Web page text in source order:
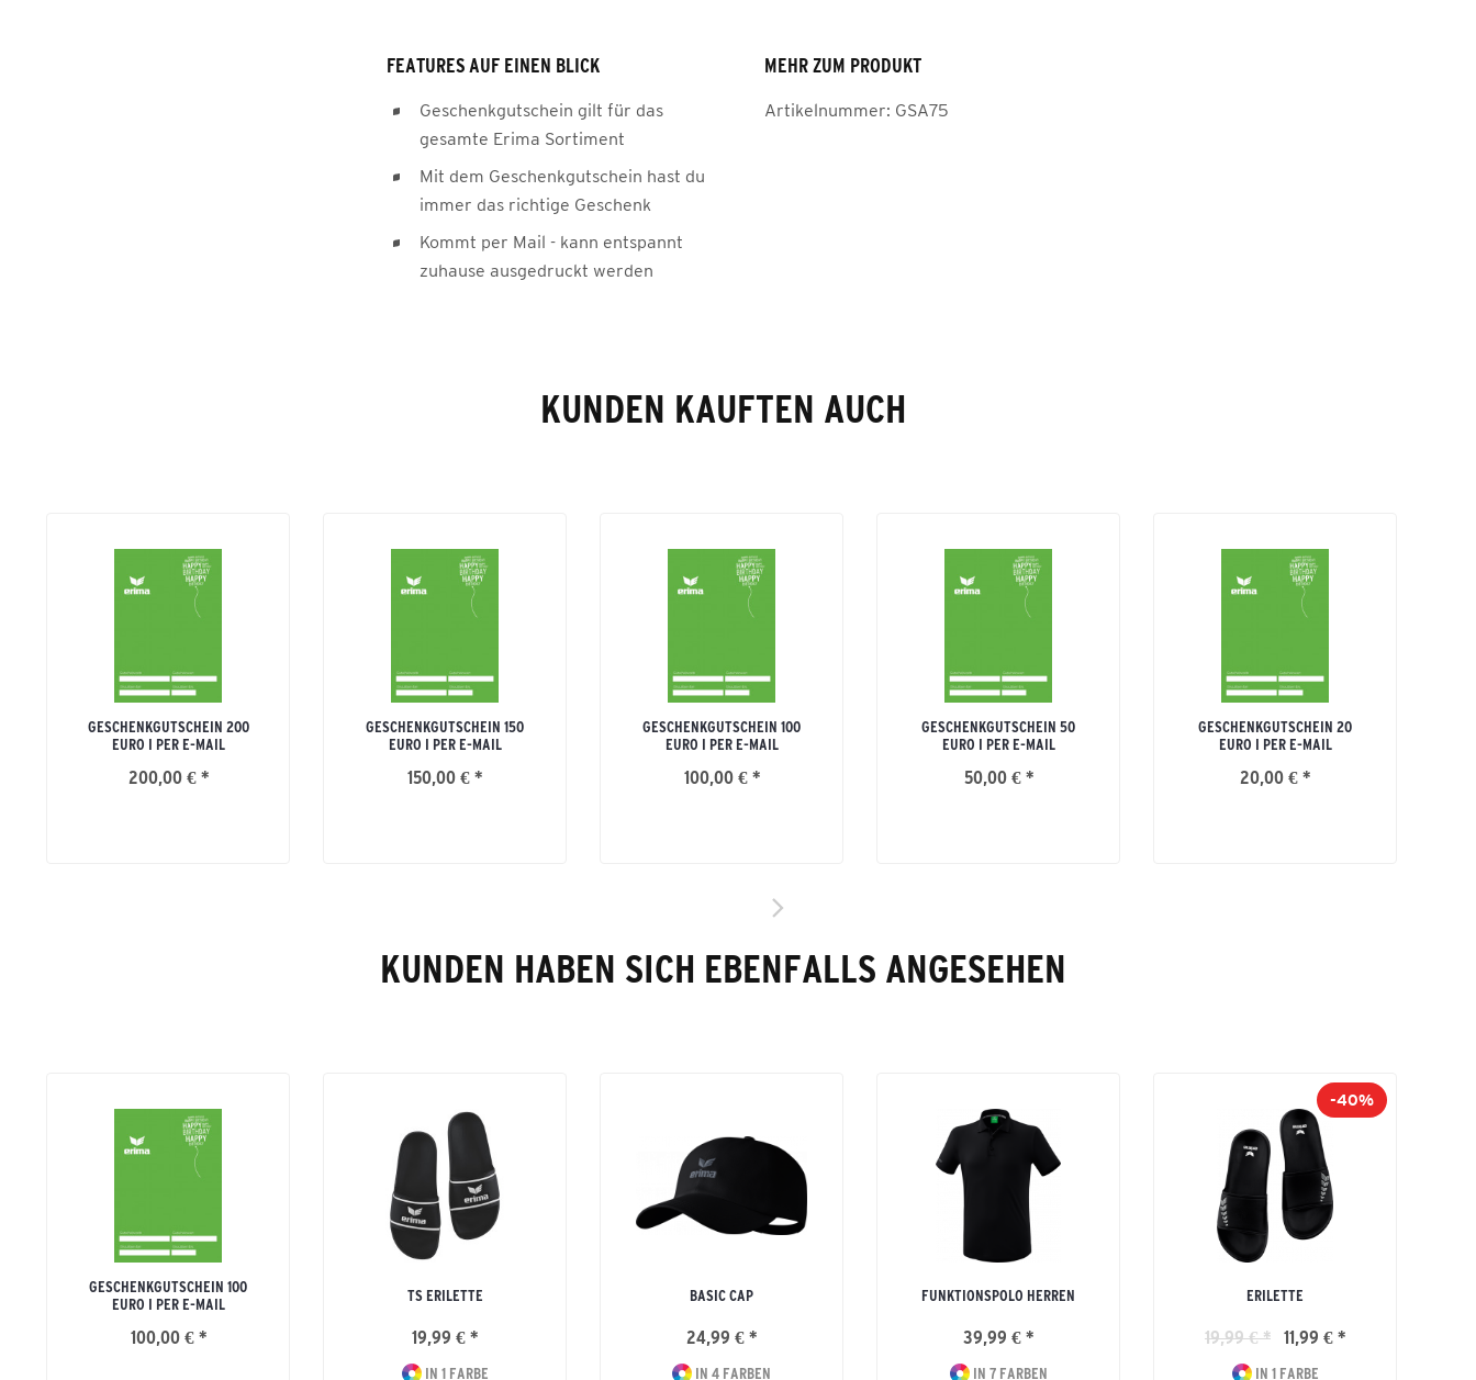
FEATURES AUF EINEN BLICK
Geschenkgutschein gilt für das
gesamte Erima Sortiment
Mit dem Geschenkgutschein hast du
immer das richtige Geschenk
Kommt per Mail - kann entspannt
zuhause ausgedruckt werden
MEHR ZUM PRODUKT
Artikelnummer: GSA75
KUNDEN KAUFTEN AUCH
GESCHENKGUTSCHEIN 200
EURO I PER E-MAIL
200,00 € *
GESCHENKGUTSCHEIN 150
EURO I PER E-MAIL
150,00 € *
GESCHENKGUTSCHEIN 100
EURO I PER E-MAIL
100,00 € *
GESCHENKGUTSCHEIN 50
EURO I PER E-MAIL
50,00 € *
GESCHENKGUTSCHEIN 20
EURO I PER E-MAIL
20,00 € *
KUNDEN HABEN SICH EBENFALLS ANGESEHEN
GESCHENKGUTSCHEIN 100
EURO I PER E-MAIL
100,00 € *
TS ERILETTE
19,99 € *
IN 1 FARBE
BASIC CAP
24,99 € *
IN 4 FARBEN
FUNKTIONSPOLO HERREN
39,99 € *
IN 7 FARBEN
-40%
ERILETTE
19,99 € * 11,99 € *
IN 1 FARBE